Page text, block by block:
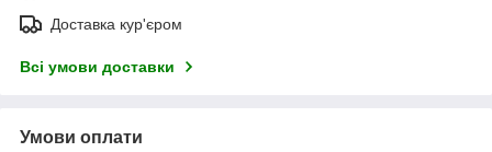
Доставка кур'єром
Всі умови доставки
Умови оплати